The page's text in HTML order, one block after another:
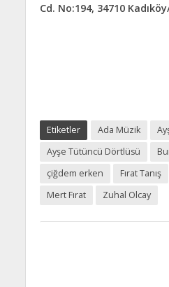
Cd. No:194, 34710
Etiketler Ada Müzik
Ayşe Tütüncü Dörtlüsü
çiğdem erken
Fırat Tanış
Mert Fırat
Zuhal Olcay